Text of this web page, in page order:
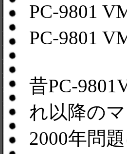
PC-9801
PC-9801
昔PC-
れ以降の
2000年問